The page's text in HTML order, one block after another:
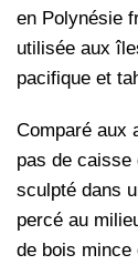
en Polynésie
utilisée aux
pacifique et
Comparé aux
pas de caisse
sculpté dans
percé au
de bois mince